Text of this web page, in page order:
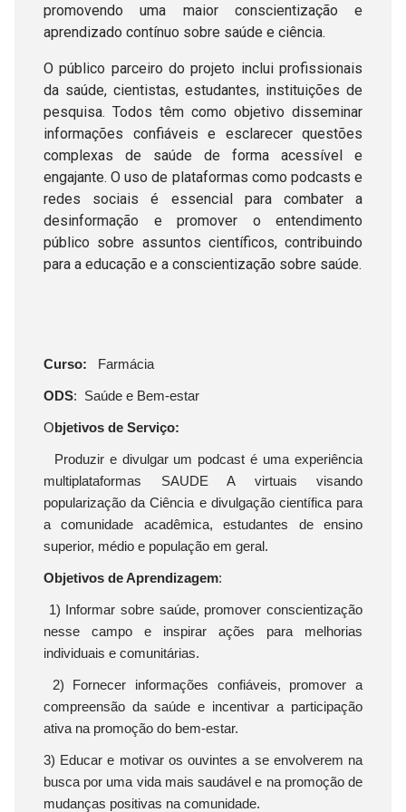
promovendo uma maior conscientização e
aprendizado contínuo sobre saúde e ciência.
O público parceiro do projeto inclui profissionais
da saúde, cientistas, estudantes, instituições de
pesquisa. Todos têm como objetivo disseminar
informações confiáveis e esclarecer questões
complexas de saúde de forma acessível e
engajante. O uso de plataformas como podcasts e
redes sociais é essencial para combater a
desinformação e promover o entendimento
público sobre assuntos científicos, contribuindo
para a educação e a conscientização sobre saúde.
Curso: Farmácia
ODS: Saúde e Bem-estar
O bjetivos de Serviço:
Produzir e divulgar um podcast é uma experiência
multiplataformas SAUDE A virtuais visando
popularização da Ciência e divulgação científica para
a comunidade acadêmica, estudantes de ensino
superior, médio e população em geral.
Objetivos de Aprendizagem:
1) Informar sobre saúde, promover conscientização
nesse campo e inspirar ações para melhorias
individuais e comunitárias.
2) Fornecer informações confiáveis, promover a
compreensão da saúde e incentivar a participação
ativa na promoção do bem-estar.
3) Educar e motivar os ouvintes a se envolverem na
busca por uma vida mais saudável e na promoção de
mudanças positivas na comunidade.